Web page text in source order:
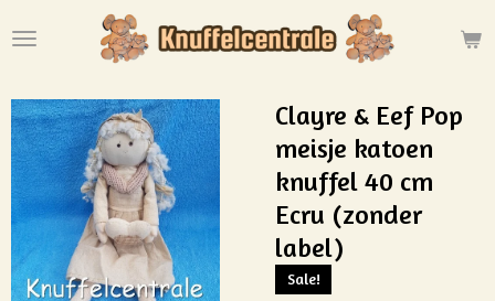
direct
hoofdinhoud
Clayre & Eef Pop
meisje katoen
knuffel 40 cm
Ecru (zonder
label)
Sale!